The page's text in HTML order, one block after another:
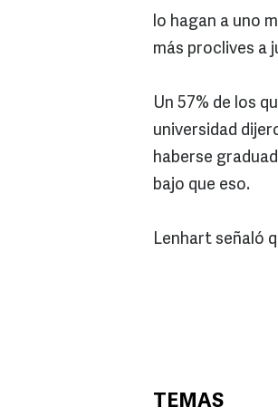
lo hagan a uno
más proclives a
Un 57% de los
universidad
haberse
bajo que eso.
Lenhart señaló
TEMAS